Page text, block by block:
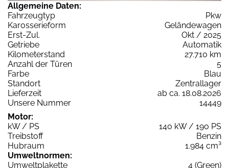
Allgemeine Daten:
Fahrzeugtyp
Pkw
Karosserieform
Geländewagen
Erst-Zul.
Okt / 2025
Getriebe
Automatik
Kilometerstand
27.710 km
Anzahl der Türen
5
Farbe
Blau
Standort
Zentrallager
Lieferzeit
ab ca. 18.08.2026
Unsere Nummer
14449
Motor:
kW / PS
140 kW / 190 PS
Treibstoff
Benzin
Hubraum
1.984 cm³
Umweltnormen:
Umweltplakette
4 (Green)